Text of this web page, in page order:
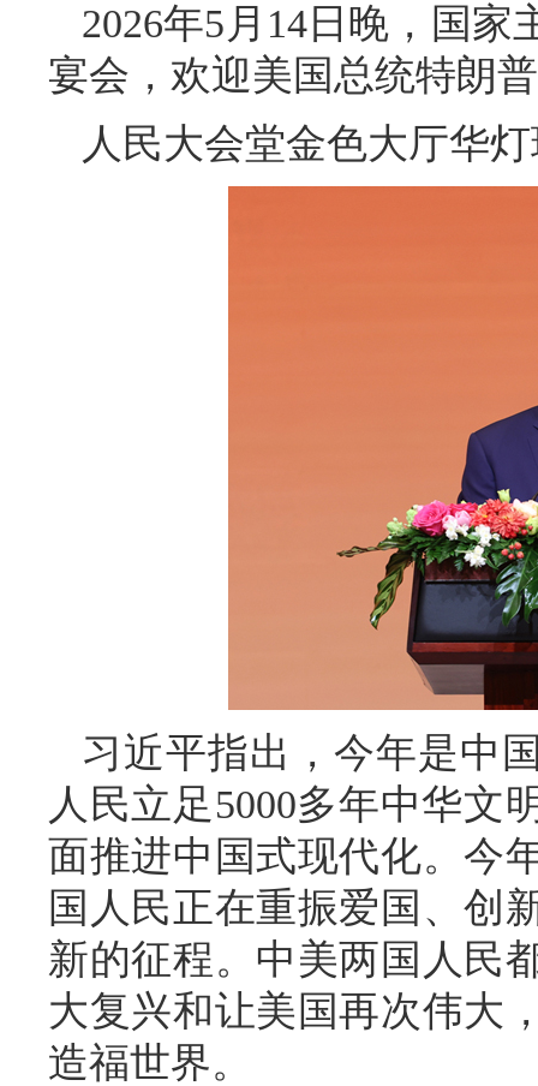
2026年5月14日晚，国
宴会，欢迎美国总统特朗
人民大会堂金色大厅华
习近平指出，今年是中
人民立足5000多年中华文
面推进中国式现代化。今
国人民正在重振爱国、创
新的征程。中美两国人民
大复兴和让美国再次伟大
造福世界。